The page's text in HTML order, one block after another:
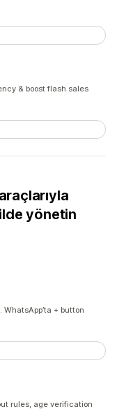
& boost flash sales
yönetin
+ button
rules, age verification